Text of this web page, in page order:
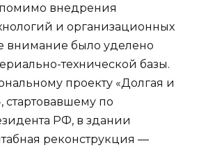
внедрения
и организационных
внимание было уделено
технической базы.
проекту «Долгая и
стартовавшему по
РФ, в здании
реконструкция —